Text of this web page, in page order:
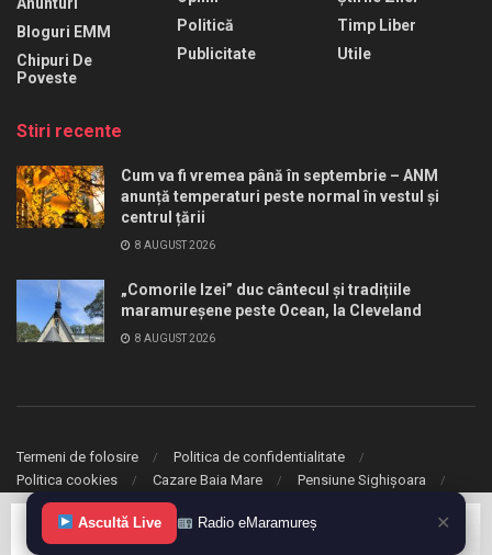
Bloguri EMM
Chipuri De
Poveste
Politică
Publicitate
Timp Liber
Utile
Stiri recente
Cum va fi vremea până în septembrie – ANM
anunță temperaturi peste normal în vestul și
centrul țării
8 AUGUST 2026
„Comorile Izei” duc cântecul și tradițiile
maramureșene peste Ocean, la Cleveland
8 AUGUST 2026
Termeni de folosire
Politica de confidentialitate
Politica cookies
Cazare Baia Mare Pensiune Sighișoara
© 2020 eMaramures. Toate drepturile rezervate.
Ascultă Live Radio eMaramureș ✕